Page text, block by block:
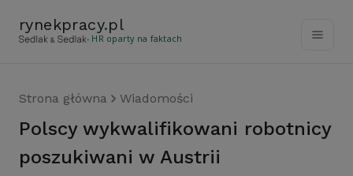
rynekpracy.pl
- HR oparty na faktach
Strona główna Wiadomości
Polscy wykwalifikowani robotnicy
poszukiwani w Austrii